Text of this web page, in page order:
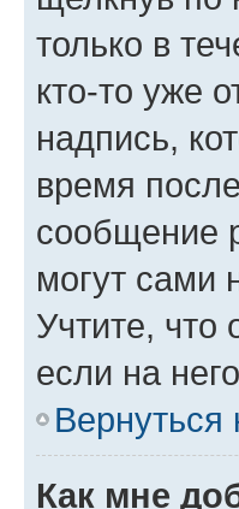
только в
кто-то уже
надпись,
время
сообщение
могут сами
Учтите, что
если на
Вернуться
Как мне